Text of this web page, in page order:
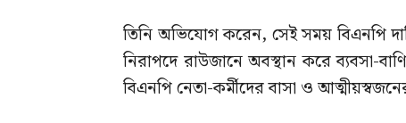
তিনি অভিযোগ করেন, সেই সময় বিএনপি
নিরাপদে রাউজানে অবস্থান করে ব্যবসা-
বিএনপি নেতা-কর্মীদের বাসা ও